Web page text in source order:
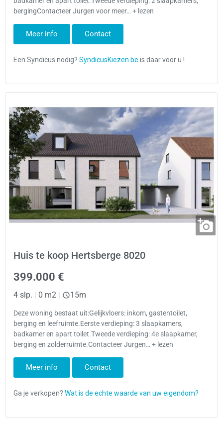
bergingContacteer Jurgen voor meer… + lezen
Meer info Contact
Huis te koop Hertsberge 8020
399.000 €
4 slp. | 0 m2 | 15m
Deze woning bestaat uit:Gelijkvloers: inkom, gastentoilet,
berging en leefruimte.Eerste verdieping: 3 slaapkamers,
badkamer en apart toilet.Tweede verdieping: 4e slaapkamer,
berging en zolderruimte.Contacteer Jurgen… + lezen
Meer info Contact